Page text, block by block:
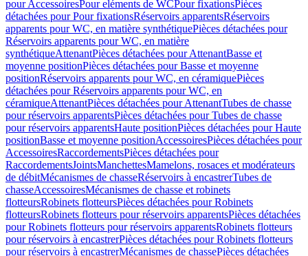
pour AccessoiresPour eléments de WCPour fixationsPièces
détachées pour Pour fixationsRéservoirs apparentsRéservoirs
apparents pour WC, en matière synthétiquePièces détachées pour
Réservoirs apparents pour WC, en matière
synthétiqueAttenantPièces détachées pour AttenantBasse et
moyenne positionPièces détachées pour Basse et moyenne
positionRéservoirs apparents pour WC, en céramiquePièces
détachées pour Réservoirs apparents pour WC, en
céramiqueAttenantPièces détachées pour AttenantTubes de chasse
pour réservoirs apparentsPièces détachées pour Tubes de chasse
pour réservoirs apparentsHaute positionPièces détachées pour Haute
positionBasse et moyenne positionAccessoiresPièces détachées pour
AccessoiresRaccordementsPièces détachées pour
RaccordementsJointsManchettesMamelons, rosaces et modérateurs
de débitMécanismes de chasseRéservoirs à encastrerTubes de
chasseAccessoiresMécanismes de chasse et robinets
flotteursRobinets flotteursPièces détachées pour Robinets
flotteursRobinets flotteurs pour réservoirs apparentsPièces détachées
pour Robinets flotteurs pour réservoirs apparentsRobinets flotteurs
pour réservoirs à encastrerPièces détachées pour Robinets flotteurs
pour réservoirs à encastrerMécanismes de chassePièces détachées